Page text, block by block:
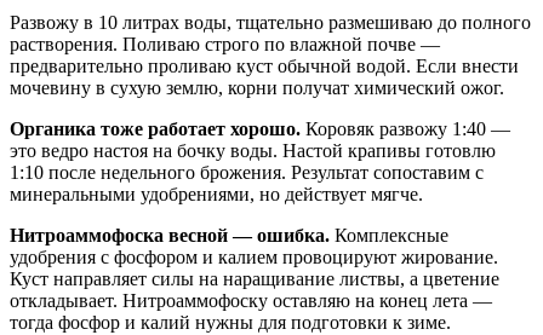
Развожу в 10 литрах воды, тщательно размешиваю до полного
растворения. Поливаю строго по влажной почве —
предварительно проливаю куст обычной водой. Если внести
мочевину в сухую землю, корни получат химический ожог.
Органика тоже работает хорошо. Коровяк развожу 1:40 —
это ведро настоя на бочку воды. Настой крапивы готовлю
1:10 после недельного брожения. Результат сопоставим с
минеральными удобрениями, но действует мягче.
Нитроаммофоска весной — ошибка. Комплексные
удобрения с фосфором и калием провоцируют жирование.
Куст направляет силы на наращивание листвы, а цветение
откладывает. Нитроаммофоску оставляю на конец лета —
тогда фосфор и калий нужны для подготовки к зиме.